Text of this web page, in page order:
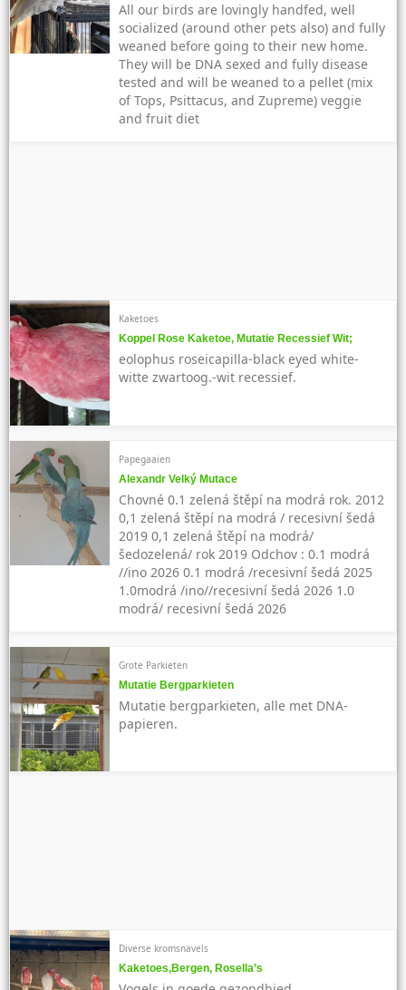
All our birds are lovingly handfed, well
socialized (around other pets also) and fully
weaned before going to their new home.
They will be DNA sexed and fully disease
tested and will be weaned to a pellet (mix
of Tops, Psittacus, and Zupreme) veggie
and fruit diet
Kaketoes
Koppel Rose Kaketoe, Mutatie Recessief Wit;
eolophus roseicapilla-black eyed white-
witte zwartoog.-wit recessief.
Papegaaien
Alexandr Velký Mutace
Chovné 0.1 zelená štěpí na modrá rok. 2012
0,1 zelená štěpí na modrá / recesivní šedá
2019 0,1 zelená štěpí na modrá/
šedozelená/ rok 2019 Odchov : 0.1 modrá
//ino 2026 0.1 modrá /recesivní šedá 2025
1.0modrá /ino//recesivní šedá 2026 1.0
modrá/ recesivní šedá 2026
Grote Parkieten
Mutatie Bergparkieten
Mutatie bergparkieten, alle met DNA-
papieren.
Diverse kromsnavels
Kaketoes,Bergen, Rosella’s